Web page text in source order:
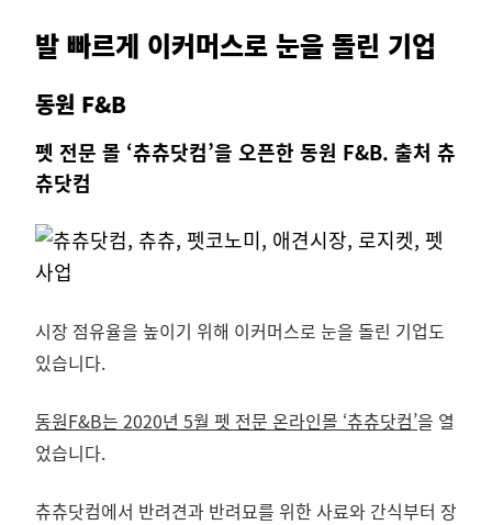
발 빠르게 이커머스로 눈을 돌린 기업
동원 F&B
펫 전문 몰 ‘츄츄닷컴’을 오픈한 동원 F&B. 출처 츄
츄닷컴
시장 점유율을 높이기 위해 이커머스로 눈을 돌린 기업도
있습니다.
동원F&B는 2020년 5월 펫 전문 온라인몰 ‘츄츄닷컴’을 열
었습니다.
츄츄닷컴에서 반려견과 반려묘를 위한 사료와 간식부터 장